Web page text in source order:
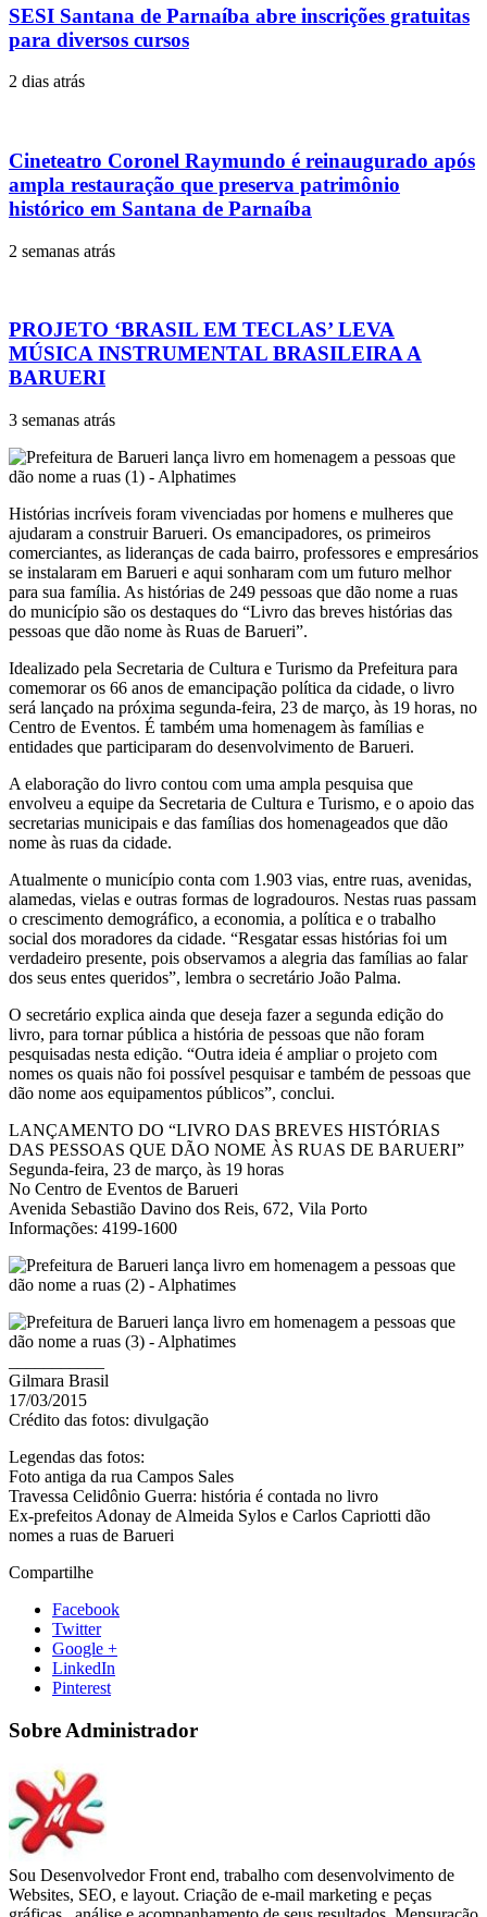
SESI Santana de Parnaíba abre inscrições gratuitas
para diversos cursos
2 dias atrás
Cineteatro Coronel Raymundo é reinaugurado após
ampla restauração que preserva patrimônio
histórico em Santana de Parnaíba
2 semanas atrás
PROJETO ‘BRASIL EM TECLAS’ LEVA
MÚSICA INSTRUMENTAL BRASILEIRA A
BARUERI
3 semanas atrás
Histórias incríveis foram vivenciadas por homens e mulheres que
ajudaram a construir Barueri. Os emancipadores, os primeiros
comerciantes, as lideranças de cada bairro, professores e empresários
se instalaram em Barueri e aqui sonharam com um futuro melhor
para sua família. As histórias de 249 pessoas que dão nome a ruas
do município são os destaques do “Livro das breves histórias das
pessoas que dão nome às Ruas de Barueri”.
Idealizado pela Secretaria de Cultura e Turismo da Prefeitura para
comemorar os 66 anos de emancipação política da cidade, o livro
será lançado na próxima segunda-feira, 23 de março, às 19 horas, no
Centro de Eventos. É também uma homenagem às famílias e
entidades que participaram do desenvolvimento de Barueri.
A elaboração do livro contou com uma ampla pesquisa que
envolveu a equipe da Secretaria de Cultura e Turismo, e o apoio das
secretarias municipais e das famílias dos homenageados que dão
nome às ruas da cidade.
Atualmente o município conta com 1.903 vias, entre ruas, avenidas,
alamedas, vielas e outras formas de logradouros. Nestas ruas passam
o crescimento demográfico, a economia, a política e o trabalho
social dos moradores da cidade. “Resgatar essas histórias foi um
verdadeiro presente, pois observamos a alegria das famílias ao falar
dos seus entes queridos”, lembra o secretário João Palma.
O secretário explica ainda que deseja fazer a segunda edição do
livro, para tornar pública a história de pessoas que não foram
pesquisadas nesta edição. “Outra ideia é ampliar o projeto com
nomes os quais não foi possível pesquisar e também de pessoas que
dão nome aos equipamentos públicos”, conclui.
LANÇAMENTO DO “LIVRO DAS BREVES HISTÓRIAS
DAS PESSOAS QUE DÃO NOME ÀS RUAS DE BARUERI”
Segunda-feira, 23 de março, às 19 horas
No Centro de Eventos de Barueri
Avenida Sebastião Davino dos Reis, 672, Vila Porto
Informações: 4199-1600
Gilmara Brasil
17/03/2015
Crédito das fotos: divulgação
Legendas das fotos:
Foto antiga da rua Campos Sales
Travessa Celidônio Guerra: história é contada no livro
Ex-prefeitos Adonay de Almeida Sylos e Carlos Capriotti dão
nomes a ruas de Barueri
Compartilhe
Facebook
Twitter
Google +
LinkedIn
Pinterest
Sobre Administrador
Sou Desenvolvedor Front end, trabalho com desenvolvimento de
Websites, SEO, e layout. Criação de e-mail marketing e peças